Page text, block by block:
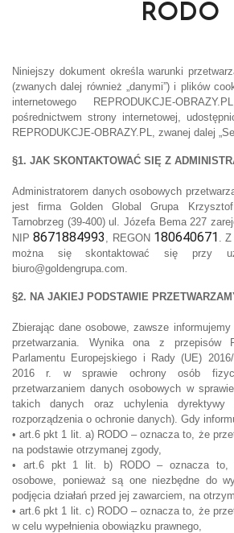
RODO
Niniejszy dokument określa warunki
(zwanych dalej również „danymi”) i plików
internetowego REPRODUKCJE-
pośrednictwem strony internetowej,
REPRODUKCJE-OBRAZY.PL, zwanej dalej
§1. JAK SKONTAKTOWAĆ SIĘ Z
Administratorem danych osobowych
jest firma Golden Global Grupa
Tarnobrzeg (39-400) ul. Józefa Bema 227
NIP8671884993 , REGON 180640671 . Z
można się skontaktować się przy
biuro@goldengrupa.com.
§2. NA JAKIEJ PODSTAWIE
Zbierając dane osobowe, zawsze
przetwarzania. Wynika ona z przepisów
Parlamentu Europejskiego i Rady (UE)
2016 r. w sprawie ochrony osób
przetwarzaniem danych osobowych w
takich danych oraz uchylenia dyrektywy
rozporządzenia o ochronie danych). Gdy
• art.6 pkt 1 lit. a) RODO – oznacza to, że
na podstawie otrzymanej zgody,
• art.6 pkt 1 lit. b) RODO – oznacza to,
osobowe, ponieważ są one niezbędne do
podjęcia działań przed jej zawarciem, na
• art.6 pkt 1 lit. c) RODO – oznacza to, że
w celu wypełnienia obowiązku prawnego,